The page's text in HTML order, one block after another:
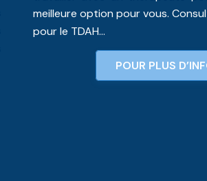
meilleure option pour vous.
pour le TDAH…
POUR PLUS